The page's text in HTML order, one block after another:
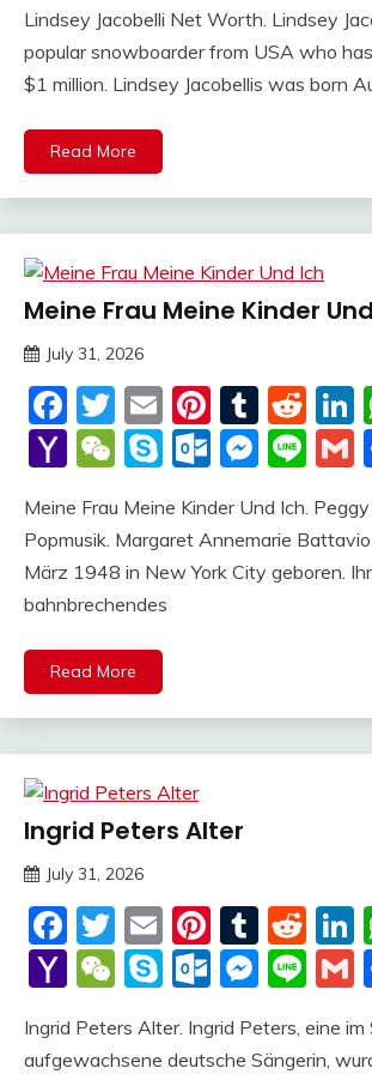
Lindsey Jacobelli Net Worth. Lindsey
popular snowboarder from USA who
$1 million. Lindsey Jacobellis was born
Read More
Trends
Meine Frau Meine Kinder
July 31, 2026
Facebook
Twitter
EmailPinterest
Yahoo
WeChat
Skype
Meine Frau Meine Kinder Und Ich.
Popmusik. Margaret Annemarie
März 1948 in New York City geboren. Ihr
bahnbrechendes
Read More
Trends
Ingrid Peters Alter
July 31, 2026
Facebook
Twitter
EmailPinterest
Yahoo
WeChat
Skype
Ingrid Peters Alter. Ingrid Peters, eine
aufgewachsene deutsche Sängerin,